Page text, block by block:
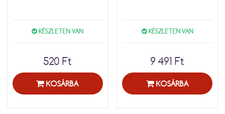
KÉSZLETEN VAN
520 Ft
KOSÁRBA
KÉSZLETEN VAN
9 491 Ft
KOSÁRBA